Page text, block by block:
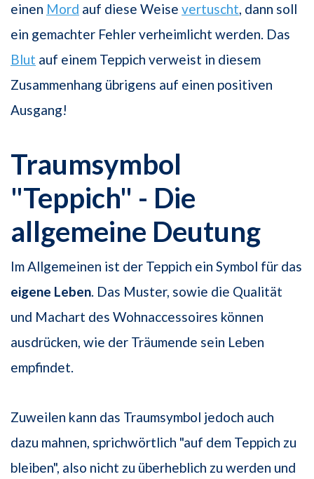
einen Mord auf diese Weise vertuscht, dann soll
ein gemachter Fehler verheimlicht werden. Das
Blut auf einem Teppich verweist in diesem
Zusammenhang übrigens auf einen positiven
Ausgang!
Traumsymbol
"Teppich" - Die
allgemeine Deutung
Im Allgemeinen ist der Teppich ein Symbol für das
eigene Leben. Das Muster, sowie die Qualität
und Machart des Wohnaccessoires können
ausdrücken, wie der Träumende sein Leben
empfindet.
Zuweilen kann das Traumsymbol jedoch auch
dazu mahnen, sprichwörtlich "auf dem Teppich zu
bleiben", also nicht zu überheblich zu werden und